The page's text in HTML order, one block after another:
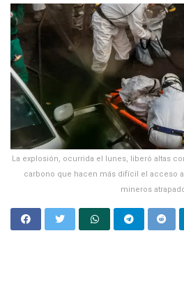
La explosión, ocurrida el lunes, liberó altas
carbono que hacen más difícil el acceso
mineros